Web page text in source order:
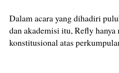
Dalam acara yang dihadiri
dan akademisi itu, Refly
konstitusional atas